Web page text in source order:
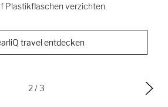
Plastikflaschen verzichten.
travel entdecken
2/ 3